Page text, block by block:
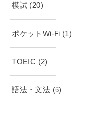
模試 (20)
ポケットWi-Fi (1)
TOEIC (2)
語法・文法 (6)